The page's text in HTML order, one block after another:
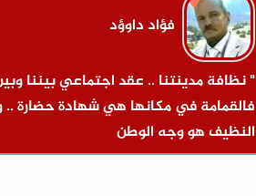
فؤاد داوؤد
" نظافة مدينتنا .. عقد اجتماعي بيننا
فالقمامة في مكانها هي شهادة حضارة ..
النظيف هو وجه الوطن